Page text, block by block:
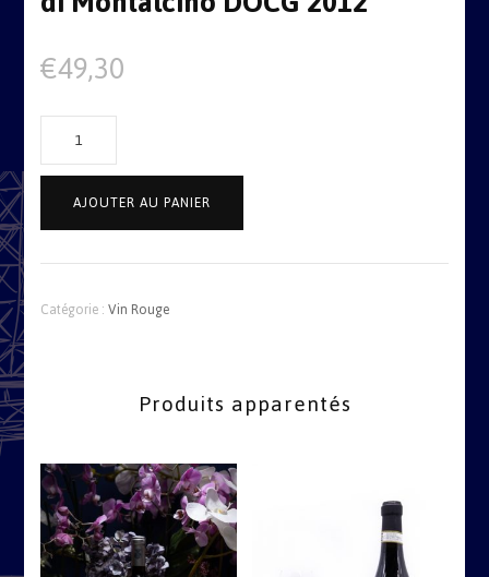
€49,30
Castiglion
Bosco
Brunello
Montalcino
AJOUTER AU PANIER
Catégorie :Vin Rouge
Produits apparentés